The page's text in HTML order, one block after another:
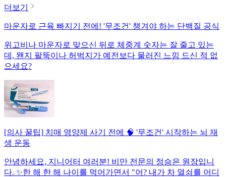
더보기
마운자로 근육 빠지기 전에! '무조건' 챙겨야 하는 단백질 공식
위고비나 마운자로 맞으신 뒤로 체중계 숫자는 잘 줄고 있는
데, 왠지 팔뚝이나 허벅지가 예전보다 물러진 느낌 드신 적 없
으세요?
[의사 꿀팁] 치매 영양제 사기 전에 🧠 '무조건' 시작하는 뇌 재
생 운동
안녕하세요, 지니어터 여러분! 비만 전문의 정승은 원장입니
다. ✨한 해 한 해 나이를 먹어가면서 "어? 내가 차 열쇠를 어디